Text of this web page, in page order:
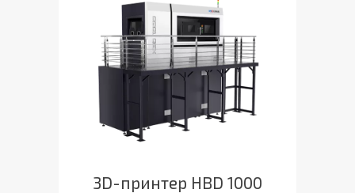
3D-принтер HBD 1000